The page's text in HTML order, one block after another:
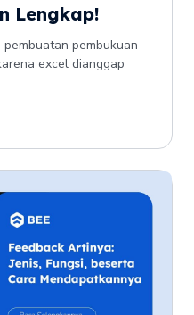
Lengkap!
pembukuan
excel dianggap